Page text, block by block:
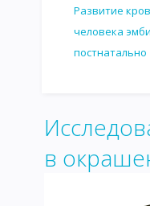
Развитие
человека
постнатально
в